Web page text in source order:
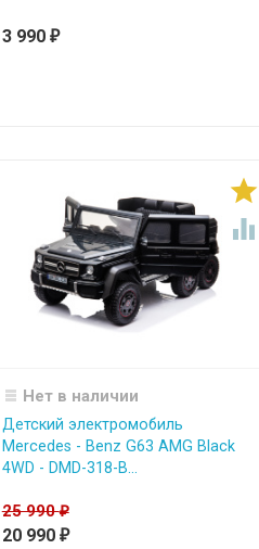
3 990 ₽


Нет в наличии
Детский электромобиль
Mercedes - Benz G63 AMG Black
4WD - DMD-318-B...
25 990₽
20 990 ₽